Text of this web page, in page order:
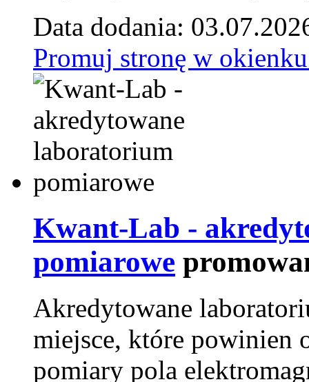
Data dodania:
Promuj stronę w
Kwant-Lab -
pomiarowe
Akredytowane
miejsce, które powinien
pomiary pola